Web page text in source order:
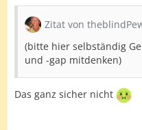
Zitat von
(bitte hier selbständig
und -gap mitdenken)
Das ganz sicher nicht